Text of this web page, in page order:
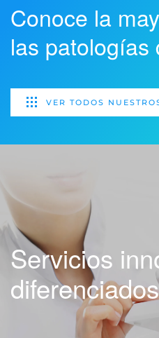
Conoce la
las patologías
VER TODOS
Servicios
diferenciados